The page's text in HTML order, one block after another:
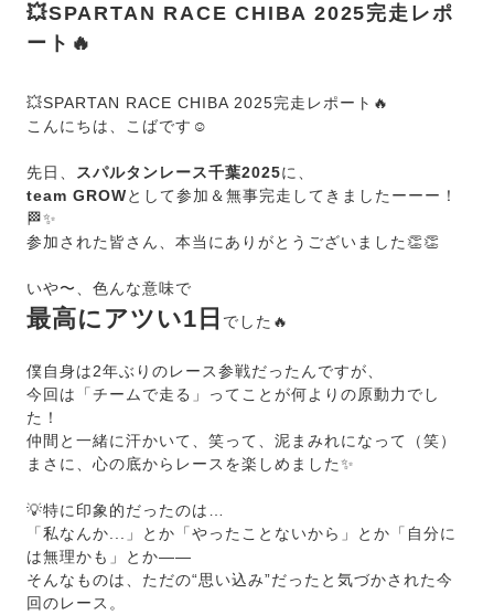
💥SPARTAN RACE CHIBA 2025完走レポ
ート🔥
💥SPARTAN RACE CHIBA 2025完走レポート🔥
こんにちは、こばです☺️
先日、 スパルタンレース千葉2025に、
team GROWとして参加＆無事完走してきましたーーー！
🏁✨
参加された皆さん、本当にありがとうございました👏👏
いや〜、色んな意味で
最高にアツい1日 でした🔥
僕自身は2年ぶりのレース参戦だったんですが、
今回は「チームで走る」ってことが何よりの原動力でし
た！
仲間と一緒に汗かいて、笑って、泥まみれになって（笑）
まさに、心の底からレースを楽しめました✨
💡特に印象的だったのは…
「私なんか...」とか「やったことないから」とか「自分に
は無理かも」とか——
そんなものは、ただの“思い込み”だったと気づかされた今
回のレース。